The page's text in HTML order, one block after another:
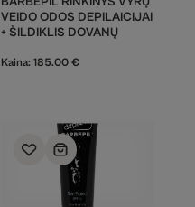
VEIDO ODOS DEPILAICIJAI
+ ŠILDIKLIS DOVANŲ
Kaina: 185.00 €